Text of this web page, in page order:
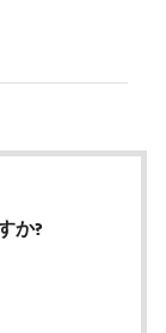
か?